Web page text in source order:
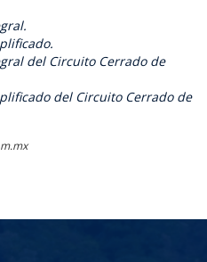
del Circuito Cerrado de
del Circuito Cerrado de